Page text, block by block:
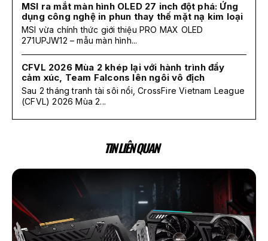
MSI ra mắt màn hình OLED 27 inch đột phá: Ứng
dụng công nghệ in phun thay thế mặt nạ kim loại
MSI vừa chính thức giới thiệu PRO MAX OLED
271UPJW12 – mẫu màn hình...
CFVL 2026 Mùa 2 khép lại với hành trình đầy
cảm xúc, Team Falcons lên ngôi vô địch
Sau 2 tháng tranh tài sôi nổi, CrossFire Vietnam League
(CFVL) 2026 Mùa 2...
TIN LIÊN QUAN